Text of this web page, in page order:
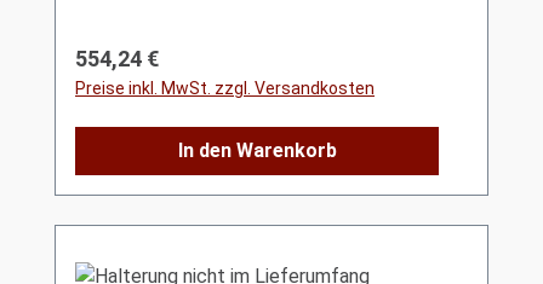
Regulärer Preis:
554,24 €
Preise inkl. MwSt. zzgl. Versandkosten
In den Warenkorb